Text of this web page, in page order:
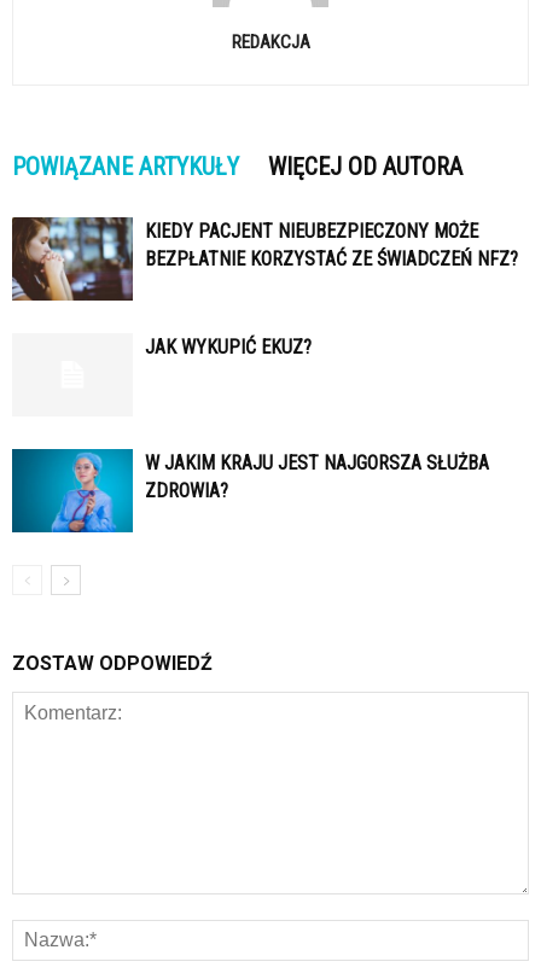
REDAKCJA
POWIĄZANE ARTYKUŁY WIĘCEJ OD AUTORA
KIEDY PACJENT NIEUBEZPIECZONY MOŻE
BEZPŁATNIE KORZYSTAĆ ZE ŚWIADCZEŃ NFZ?
JAK WYKUPIĆ EKUZ?
W JAKIM KRAJU JEST NAJGORSZA SŁUŻBA
ZDROWIA?
ZOSTAW ODPOWIEDŹ